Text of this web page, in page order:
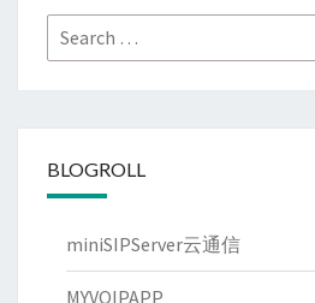
Search
for:
BLOGROLL
miniSIPServer云通信
MYVOIPAPP